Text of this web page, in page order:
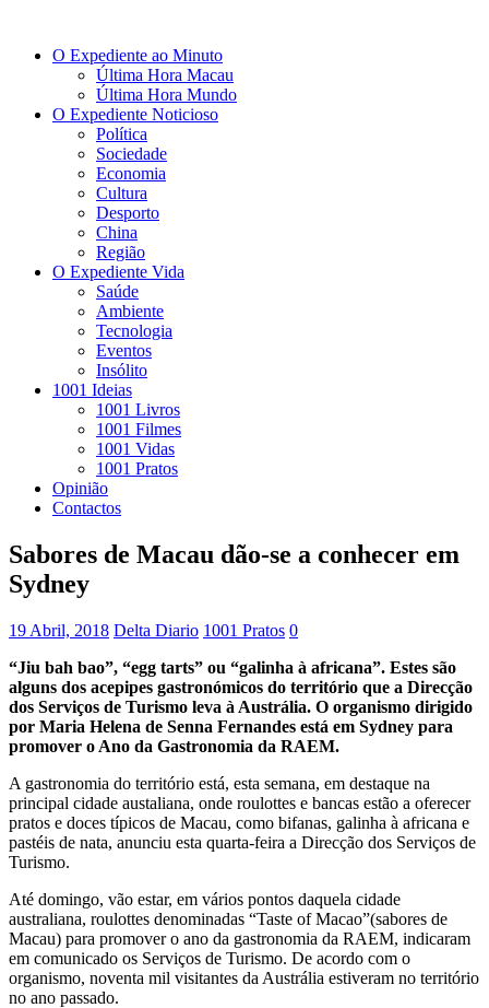
O Expediente ao Minuto
Última Hora Macau
Última Hora Mundo
O Expediente Noticioso
Política
Sociedade
Economia
Cultura
Desporto
China
Região
O Expediente Vida
Saúde
Ambiente
Tecnologia
Eventos
Insólito
1001 Ideias
1001 Livros
1001 Filmes
1001 Vidas
1001 Pratos
Opinião
Contactos
Sabores de Macau dão-se a conhecer em
Sydney
19 Abril, 2018 Delta Diario 1001 Pratos 0
“Jiu bah bao”, “egg tarts” ou “galinha à africana”. Estes são
alguns dos acepipes gastronómicos do território que a Direcção
dos Serviços de Turismo leva à Austrália. O organismo dirigido
por Maria Helena de Senna Fernandes está em Sydney para
promover o Ano da Gastronomia da RAEM.
A gastronomia do território está, esta semana, em destaque na
principal cidade austaliana, onde roulottes e bancas estão a oferecer
pratos e doces típicos de Macau, como bifanas, galinha à africana e
pastéis de nata, anunciu esta quarta-feira a Direcção dos Serviços de
Turismo.
Até domingo, vão estar, em vários pontos daquela cidade
australiana, roulottes denominadas “Taste of Macao”(sabores de
Macau) para promover o ano da gastronomia da RAEM, indicaram
em comunicado os Serviços de Turismo. De acordo com o
organismo, noventa mil visitantes da Austrália estiveram no território
no ano passado.